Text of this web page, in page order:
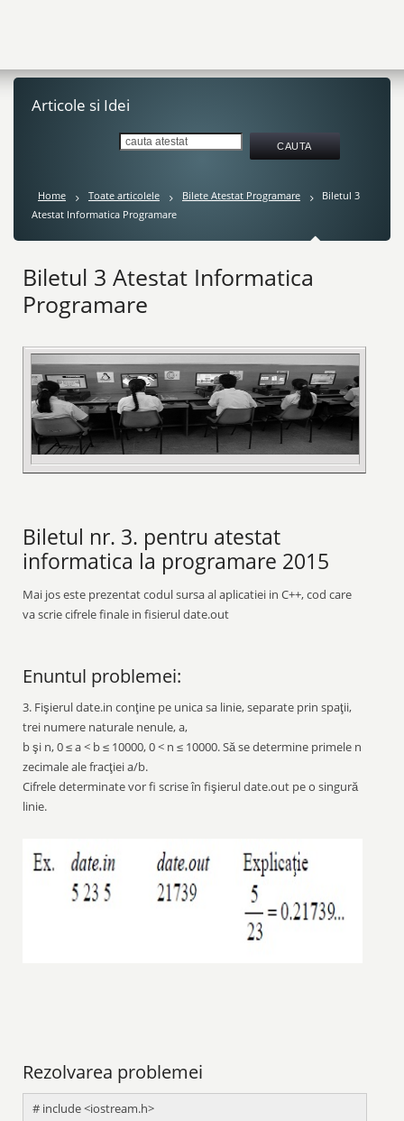
Articole si Idei
Home Toate articolele Bilete Atestat Programare
Biletul 3
Atestat Informatica Programare
Biletul 3 Atestat Informatica
Programare
Biletul nr. 3. pentru atestat
informatica la programare 2015
Mai jos este prezentat codul sursa al aplicatiei in C++, cod care
va scrie cifrele finale in fisierul date.out
Enuntul problemei:
3. Fişierul date.in conţine pe unica sa linie, separate prin spaţii,
trei numere naturale nenule, a,
b şi n, 0 ≤ a < b ≤ 10000, 0 < n ≤ 10000. Să se determine primele n
zecimale ale fracţiei a/b.
Cifrele determinate vor fi scrise în fişierul date.out pe o singură
linie.
Rezolvarea problemei
# include <iostream.h>